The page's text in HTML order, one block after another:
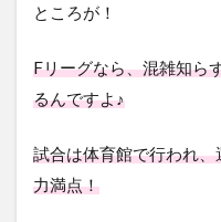
ところが！
Fリーグなら、混雑知ら
るんですよ♪
試合は体育館で行われ
力満点！